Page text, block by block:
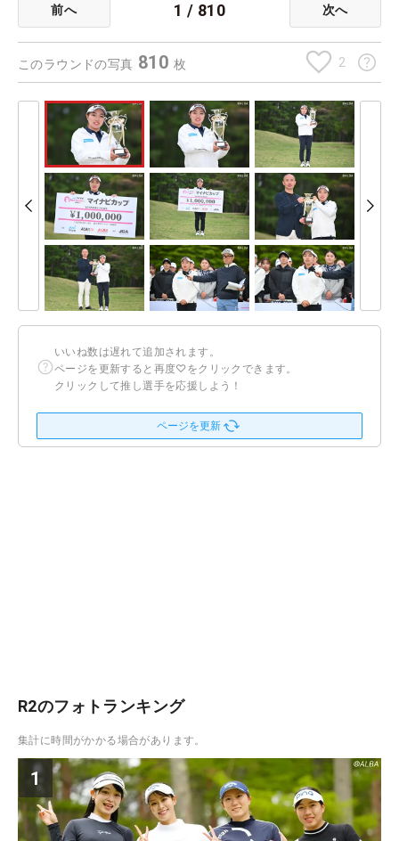
前へ 1 / 810 次へ
このラウンドの写真 810 枚 2
いいね数は遅れて追加されます。
ページを更新すると再度♡をクリックできます。
クリックして推し選手を応援しよう！
ページを更新
R2のフォトランキング
集計に時間がかかる場合があります。
1